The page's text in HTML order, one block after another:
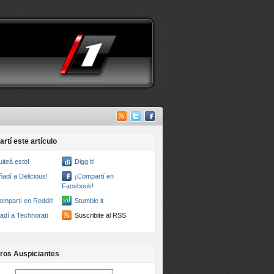
este artículo
esto!
Digg it!
a Delicious!
¡Compartí en
Facebook!
en Reddit!
Stumble it
a Technorati
Suscribite al RSS
Auspiciantes